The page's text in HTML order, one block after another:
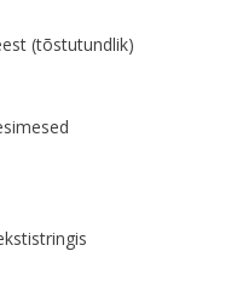
(tõstutundlik)